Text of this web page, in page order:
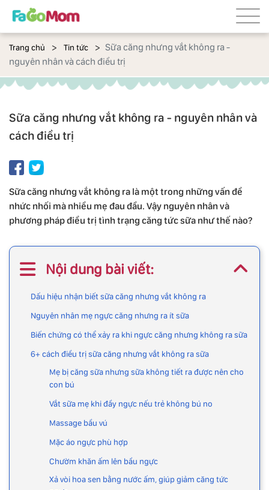
Trang chủ Tin tức
Sữa căng nhưng vắt không ra -
nguyên nhân và cách điều trị
Sữa căng nhưng vắt không ra - nguyên nhân và
cách điều trị
Sữa căng nhưng vắt không ra là một trong những vấn đề
nhức nhối mà nhiều mẹ đau đầu. Vậy nguyên nhân và
phương pháp điều trị tình trạng căng tức sữa như thế nào?
Nội dung bài viết:
Dấu hiệu nhận biết sữa căng nhưng vắt không ra
Nguyên nhân mẹ ngực căng nhưng ra ít sữa
Biến chứng có thể xảy ra khi ngực căng nhưng không ra sữa
6+ cách điều trị sữa căng nhưng vắt không ra sữa
Mẹ bị căng sữa nhưng sữa không tiết ra được nên cho
con bú
Vắt sữa mẹ khi đầy ngực nếu trẻ không bú no
Massage bầu vú
Mặc áo ngực phù hợp
Chườm khăn ấm lên bầu ngực
Xả vòi hoa sen bằng nước ấm, giúp giảm căng tức